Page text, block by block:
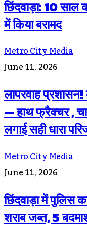
छिंदवाड़ा: 10 साल
में किया बरामद
Metro City Media
June 11, 2026
लापरवाह
— हाथ फ्रैक्चर ,
लगाई सही धारा
Metro City Media
June 11, 2026
छिंदवाड़ा में
शराब जब्त, 5